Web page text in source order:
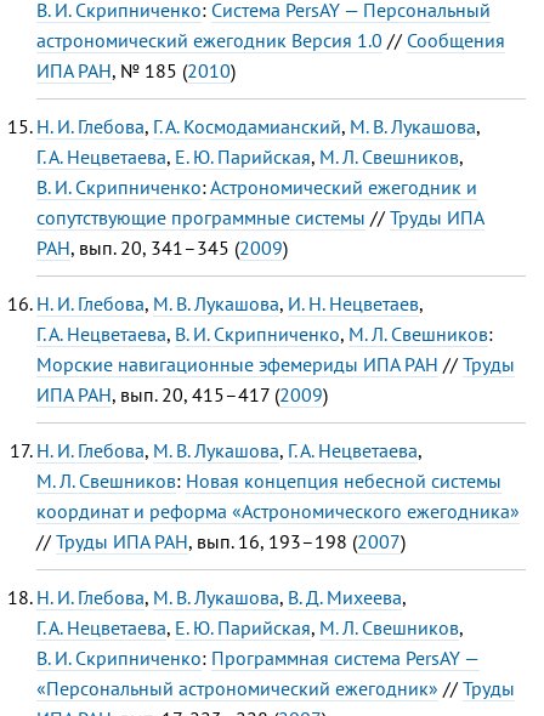
В. И. Скрипниченко: Система PersAY — Персональный
астрономический ежегодник Версия 1.0 // Сообщения
ИПА РАН, № 185 (2010)
Н. И. Глебова, Г. А. Космодамианский, М. В. Лукашова,
Г. А. Нецветаева, Е. Ю. Парийская, М. Л. Свешников,
В. И. Скрипниченко:Астрономический ежегодник и
сопутствующие программные системы // Труды ИПА
РАН, вып. 20, 341–345 (2009)
Н. И. Глебова, М. В. Лукашова, И. Н. Нецветаев,
Г. А. Нецветаева, В. И. Скрипниченко, М. Л. Свешников:
Морские навигационные эфемериды ИПА РАН // Труды
ИПА РАН, вып. 20, 415–417 (2009)
Н. И. Глебова, М. В. Лукашова, Г. А. Нецветаева,
М. Л. Свешников: Новая концепция небесной системы
координат и реформа «Астрономического ежегодника»
// Труды ИПА РАН, вып. 16, 193–198 (2007)
Н. И. Глебова, М. В. Лукашова, В. Д. Михеева,
Г. А. Нецветаева, Е. Ю. Парийская, М. Л. Свешников,
В. И. Скрипниченко: Программная система PersAY —
«Персональный астрономический ежегодник» // Труды